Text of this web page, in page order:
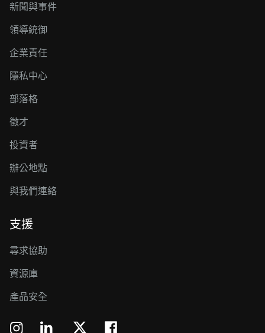
新聞與事件
領導統御
企業責任
隱私中心
部落格
徵才
投資者
辦公地點
與我們連絡
支援
尋求協助
資源庫
產品安全